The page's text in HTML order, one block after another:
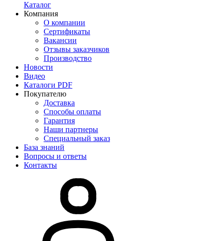
Каталог
Компания
О компании
Сертификаты
Вакансии
Отзывы заказчиков
Производство
Новости
Видео
Каталоги PDF
Покупателю
Доставка
Способы оплаты
Гарантия
Наши партнеры
Специальный заказ
База знаний
Вопросы и ответы
Контакты